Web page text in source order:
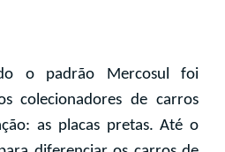
o padrão Mercosul foi
colecionadores de carros
as placas pretas. Até o